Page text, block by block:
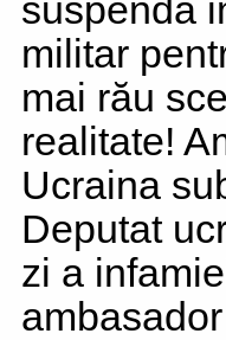
suspenda
militar
mai rău
realitate!
Ucraina
Deputat
zi a